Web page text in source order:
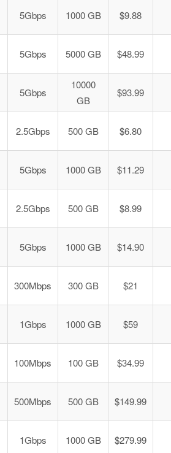
5Gbps 1000 GB $9.88
5Gbps 5000 GB $48.99
5Gbps
10000
GB
$93.99
2.5Gbps 500 GB $6.80
5Gbps 1000 GB $11.29
2.5Gbps 500 GB $8.99
5Gbps 1000 GB $14.90
300Mbps 300 GB $21
1Gbps 1000 GB $59
100Mbps 100 GB $34.99
500Mbps 500 GB $149.99
1Gbps 1000 GB $279.99